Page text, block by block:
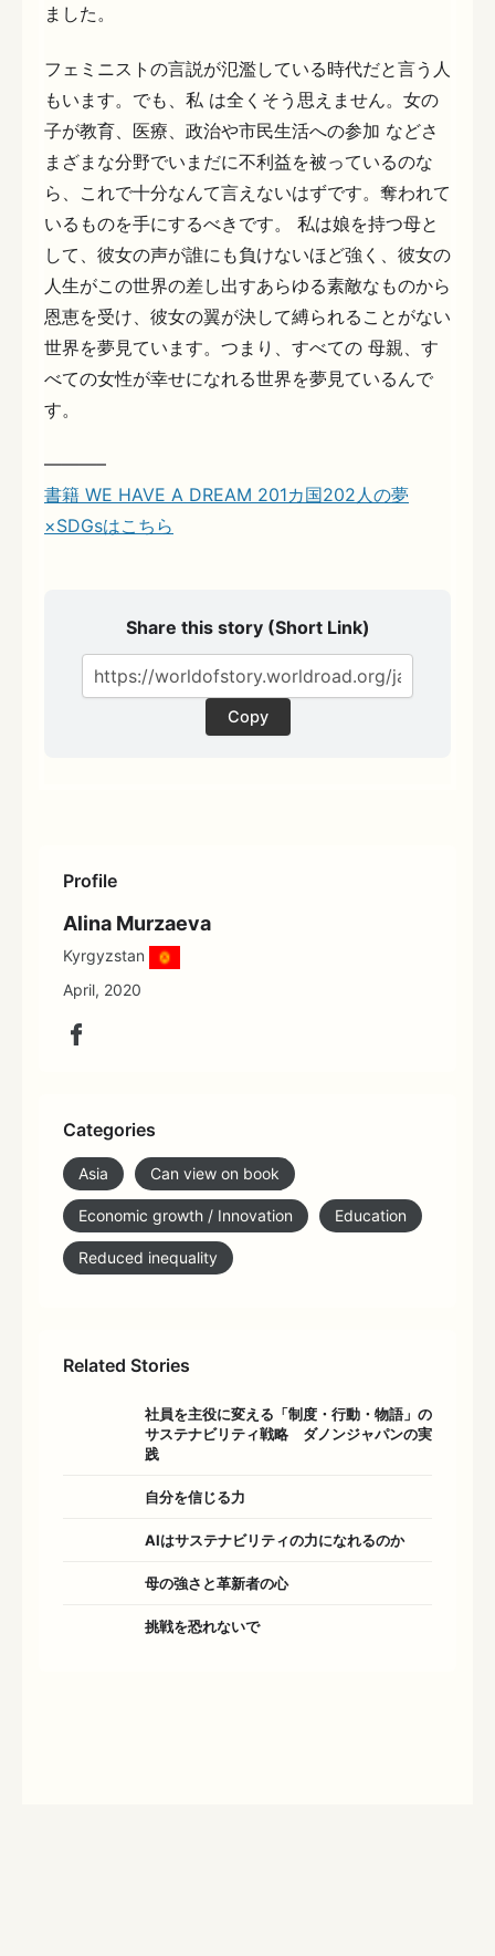
Profile
Alina Murzaeva
Kyrgyzstan
April, 2020
Categories
Asia Can view on book
Economic growth / Innovation Education
Reduced inequality
Related Stories
社員を主役に変える「制度・行動・物語」の
サステナビリティ戦略 ダノンジャパンの実
践
自分を信じる力
AIはサステナビリティの力になれるのか
母の強さと革新者の心
挑戦を恐れないで
ました。
フェミニストの言説が氾濫している時代だと言う人
もいます。でも、私 は全くそう思えません。女の
子が教育、医療、政治や市民生活への参加 などさ
まざまな分野でいまだに不利益を被っているのな
ら、これで十分なんて言えないはずです。奪われて
いるものを手にするべきです。 私は娘を持つ母と
して、彼女の声が誰にも負けないほど強く、彼女の
人生がこの世界の差し出すあらゆる素敵なものから
恩恵を受け、彼女の翼が決して縛られることがない
世界を夢見ています。つまり、すべての 母親、す
べての女性が幸せになれる世界を夢見ているんで
す。
———–
書籍 WE HAVE A DREAM 201カ国202人の夢
×SDGsはこちら
Share this story (Short Link)
Copy